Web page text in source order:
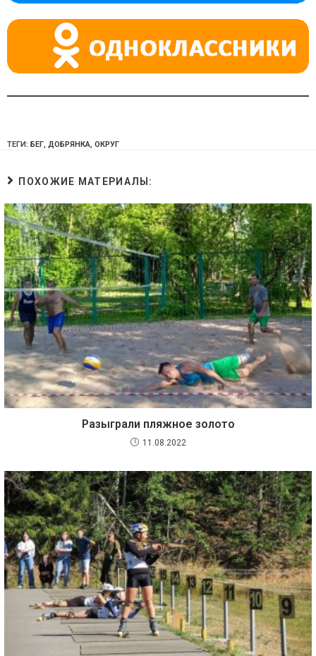
ni
ki
ТЕГИ: БЕГ, ДОБРЯНКА, ОКРУГ
ПОХОЖИЕ МАТЕРИАЛЫ:
Разыграли пляжное золото
11.08.2022